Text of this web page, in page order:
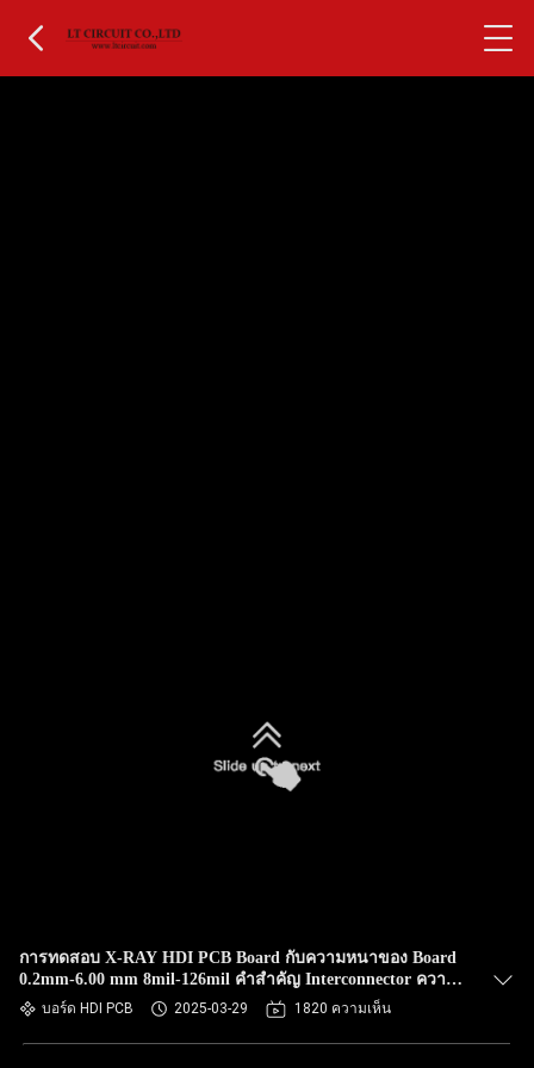
การทดสอบ X-RAY HDI PCB Board กับความหนาของ Board
0.2mm-6.00 mm 8mil-126mil คําสําคัญ Interconnector ความ
หนาแน่นสูง
บอร์ด HDI PCB 2025-03-29 1820 ความเห็น